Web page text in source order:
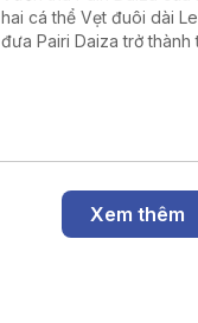
hai cá thể Vẹt đuôi dài
đưa Pairi Daiza trở
Xem thêm